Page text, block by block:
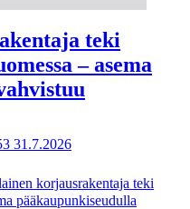
teki
– asema
31.7.2026
korjausrakentaja teki
pääkaupunkiseudulla